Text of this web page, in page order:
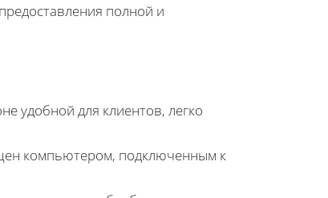
полной и
удобной для клиентов, легко
компьютером, подключенным к